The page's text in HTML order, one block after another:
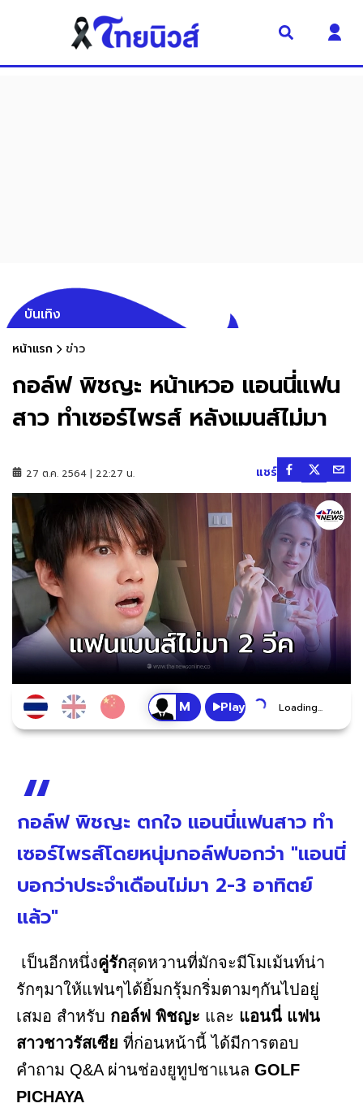
บันเทิง
หน้าแรก ข่าว
กอล์ฟ พิชญะ หน้าเหวอ แอนนี่แฟน
สาว ทำเซอร์ไพรส์ หลังเมนส์ไม่มา
27 ต.ค. 2564 | 22:27 น. แชร์
Play Loading...
กอล์ฟ พิชญะ ตกใจ แอนนี่แฟนสาว ทำ
เซอร์ไพรส์โดยหนุ่มกอล์ฟบอกว่า "แอนนี่
บอกว่าประจำเดือนไม่มา 2-3 อาทิตย์
แล้ว"
เป็นอีกหนึ่งคู่รักสุดหวานที่มักจะมีโมเม้นท์น่า
รักๆมาให้แฟนๆได้ยิ้มกรุ้มกริ่มตามๆกันไปอยู่
เสมอ สำหรับ กอล์ฟ พิชญะ และ แอนนี่ แฟน
สาวชาวรัสเซีย ที่ก่อนหน้านี้ ได้มีการตอบ
คำถาม Q&A ผ่านช่องยูทูปชาแนล GOLF
PICHAYA